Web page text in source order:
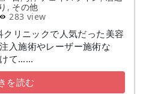
り , その他
283 view
リニックで人気だった美容
入施術やレーザー施術な
けて……
を読む